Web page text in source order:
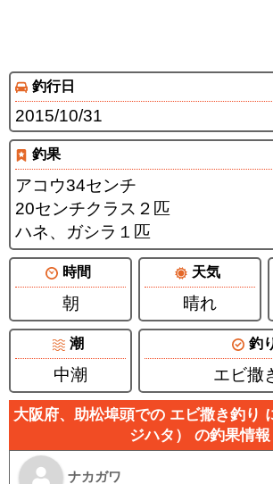
釣行日
2015/10/31
釣果
アコウ34センチ
20センチクラス２匹
ハネ、ガシラ１匹
時間
朝
天気
晴れ
潮
中潮
釣
エビ撒
大阪府、助松埠頭での エビ撒き釣り
ジハタ） の釣果情報
ナカガワ